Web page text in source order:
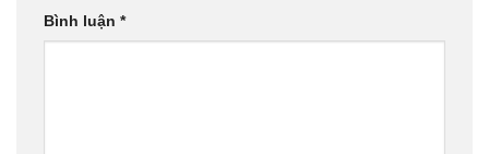
Bình luận *